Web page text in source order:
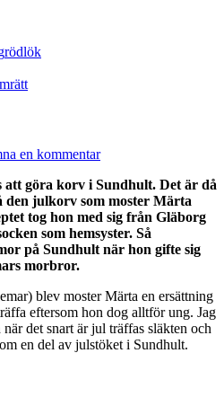
rödlök
en kommentar
att göra korv i Sundhult. Det är då
julkorv som moster Märta
tog hon med sig från Gläborg
som hemsyster. Så
på Sundhult när hon gifte sig
morbror.
blev moster Märta en ersättning
eftersom hon dog alltför ung. Jag
det snart är jul träffas släkten och
en del av julstöket i Sundhult.